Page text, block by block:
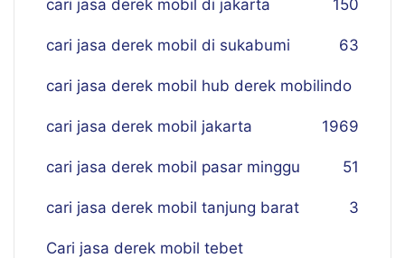
cari jasa derek mobil di jakarta 150
cari jasa derek mobil di sukabumi 63
cari jasa derek mobil hub derek mobilindo
69
cari jasa derek mobil jakarta 19
cari jasa derek mobil pasar minggu 51
cari jasa derek mobil tanjung barat 3
Cari jasa derek mobil tebet